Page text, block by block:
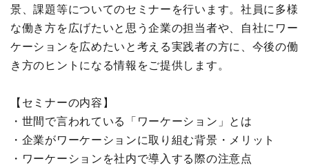
景、課題等についてのセミナーを行います。社員に多様
な働き方を広げたいと思う企業の担当者や、自社にワー
ケーションを広めたいと考える実践者の方に、今後の働
き方のヒントになる情報をご提供します。
【セミナーの内容】
・世間で言われている「ワーケーション」とは
・企業がワーケーションに取り組む背景・メリット
・ワーケーションを社内で導入する際の注意点